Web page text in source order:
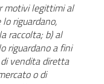
motivi legittimi al
riguardano,
raccolta; b) al
riguardano a fini
vendita diretta
o di